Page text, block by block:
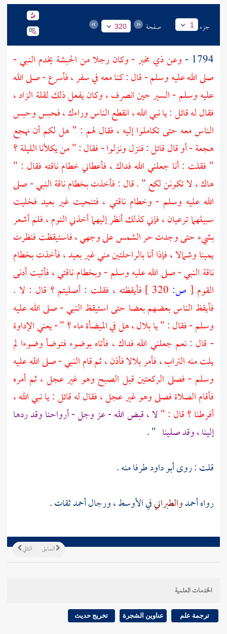
جزء 1 صفحة 320
1794 - وعنذي مخبر- وكان رجلا منالحبشة يخدم النبي -
صلى الله عليه وسلم - قال : كنا معه في سفر ، فأسرع - صلى الله
عليه وسلم - السير حين انصرف ، وكان يفعل ذلك لقلة الزاد ،
فقال له قائل : يا نبي الله ، انقطع الناس وراءك ، فحبس وحبس
الناس معه حتى تكاملوا إليه ، فقال لهم : " هل لكم أن نهجع
هجعة - أو قال قائل : فنزل ونزلوا - فقال : " من يكلأنا الليلة ؟
" فقلت : أنا جعلني الله فداك ، فأعطاني خطام ناقته فقال : "
هاك ، لا تكونن لكع " . قال : فأخذت بخطام ناقة النبي - صلى
الله عليه وسلم - وخطام ناقتي ، فتنحيت غير بعيد فخليت
سبيلهما ترعيان ، فإني كذلك أنظر إليهما أخذني النوم ، فلم أشعر
بشيء حتى وجدت حر الشمس على وجهي ، فاستيقظت فنظرت
يمينا وشمالا ، فإذا أنا بالراحلتين مني غير بعيد ، فأخذت بخطام
ناقة النبي - صلى الله عليه وسلم - وبخطام ناقتي ، فأتيت أدنى
القوم [ ص:
فأيقظته ، فقلت : أصليتم ؟ قال : لا .
فأيقظ الناس بعضهم بعضا حتى استيقظ النبي - صلى الله عليه
وسلم - فقال : " يابلال، هل في الميضأة ماء ؟ " - يعني الإداوة
- قال : نعم جعلني الله فداك ، فأتاه بوضوء فتوضأ وضوءا لم
يلت منه التراب ، فأمربلالافأذن ، ثم قام النبي - صلى الله عليه
وسلم - فصلى الركعتين قبل الصبح وهو غير عجل ، ثم أمره
فأقام الصلاة فصلى وهو غير عجل ، فقال له قائل : يا نبي الله ،
أفرطنا ؟ قال : "لا ، قبض الله - عز وجل - أرواحنا وقد ردها
إلينا ، وقد صلينا " .
قلت : روىأبو داودطرفا منه .
رواهأحمدوالطبرانيفي الأوسط ، ورجالأحمدثقات .
التالي السابق
الخدمات العلمية
ترجمة علم عناوين الشجرة تخريج حديث